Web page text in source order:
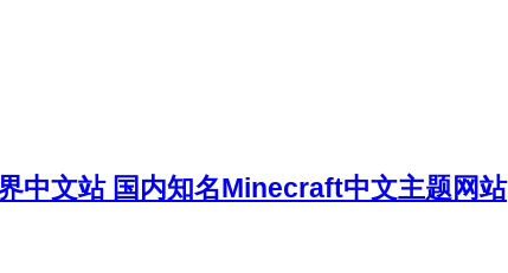
中文站 国内知名Minecraft中文主题网站